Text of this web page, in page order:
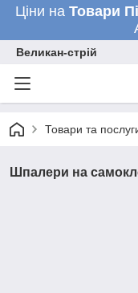
Ціни на Товари
Великан-стрій
Товари та
Шпалери на